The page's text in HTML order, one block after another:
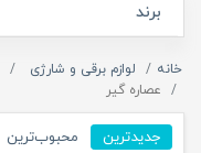
برند
خانه لوازم برقی و شارژی
عصاره گیر
جدیدترین محبوب‌ترین